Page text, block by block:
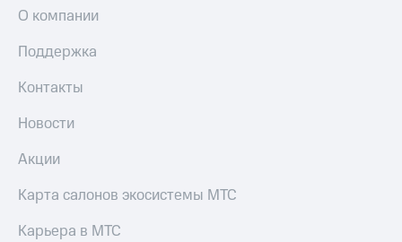
О компании
Поддержка
Контакты
Новости
Акции
Карта салонов экосистемы МТС
Карьера в МТС